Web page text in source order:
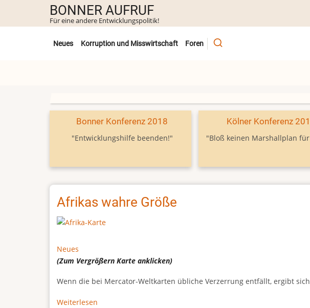
Inhalt
BONNER AUFRUF
Für eine andere Entwicklungspolitik!
Untermenü
Neues Korruption und Misswirtschaft Foren
Bonner Konferenz 2018
"Entwicklungshilfe beenden!"
Kölner Konferenz
"Bloß keinen Marshallplan
Afrikas wahre Größe
Neues
(Zum VergrößernKarte anklicken)
Wenn die bei Mercator-Weltkarten übliche Verzerrung entfällt, ergibt
Weiterlesen